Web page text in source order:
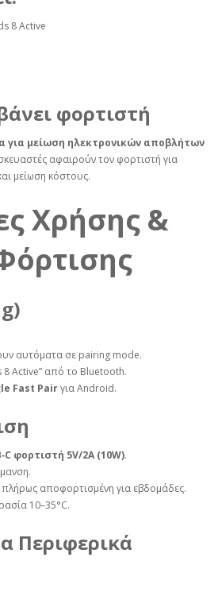
8 Active
φορτιστή
για μείωση ηλεκτρονικών αποβλήτων
αφαιρούν τον φορτιστή για
μείωση κόστους.
Χρήσης &
αυτόματα σε pairing mode.
8 Active” από το Bluetooth.
Fast Pairγια Android.
φορτιστή 5V/2A (10W).
αποφορτισμένη για εβδομάδες.
10–35°C.
Περιφερικά